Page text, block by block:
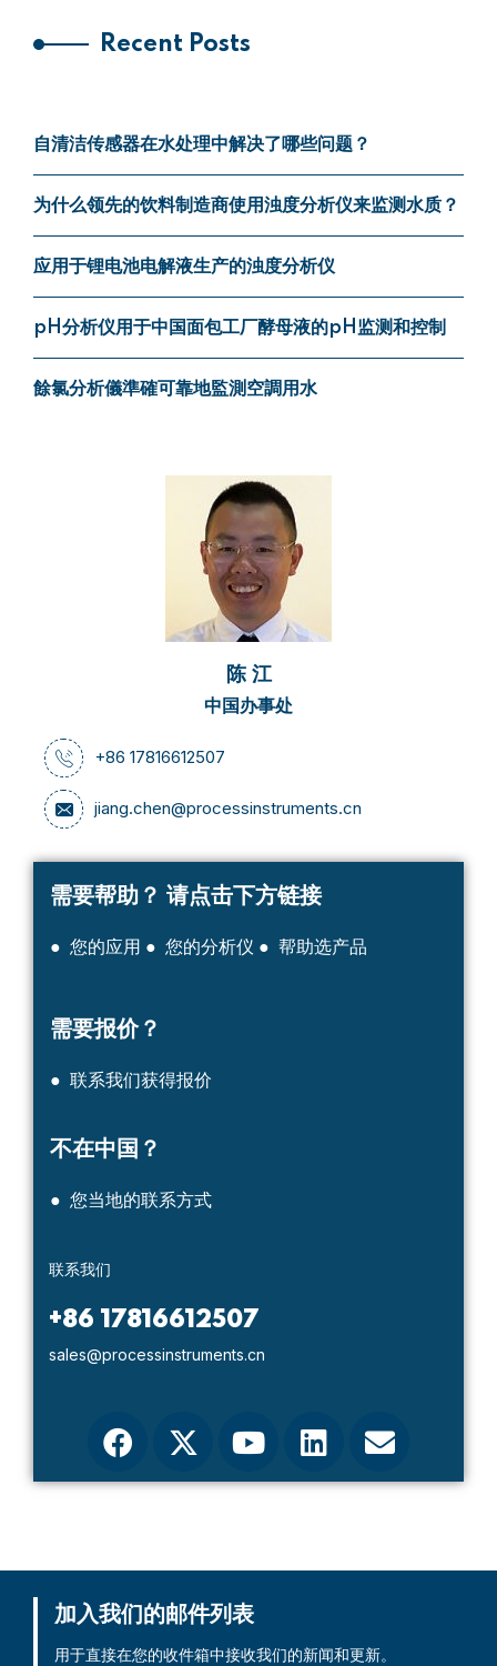
Recent Posts
自清洁传感器在水处理中解决了哪些问题？
为什么领先的饮料制造商使用浊度分析仪来监测水质？
应用于锂电池电解液生产的浊度分析仪
pH分析仪用于中国面包工厂酵母液的pH监测和控制
餘氯分析儀準確可靠地監測空調用水
陈 江
中国办事处
+86 17816612507
jiang.chen@processinstruments.cn
需要帮助？ 请点击下方链接
● 您的应用 ● 您的分析仪 ● 帮助选产品
需要报价？
● 联系我们获得报价
不在中国？
● 您当地的联系方式
联系我们
+86 17816612507
sales@processinstruments.cn
加入我们的邮件列表
用于直接在您的收件箱中接收我们的新闻和更新。